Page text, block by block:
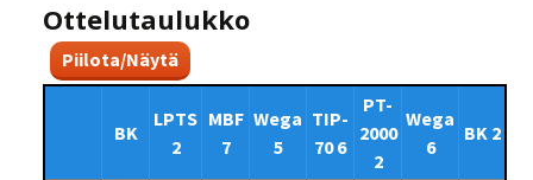
Ottelutaulukko
Piilota/Näytä
BK
LPTS
2
MBF
7
Wega
5
TIP-
70 6
PT-
2000
2
Wega
6
BK 2